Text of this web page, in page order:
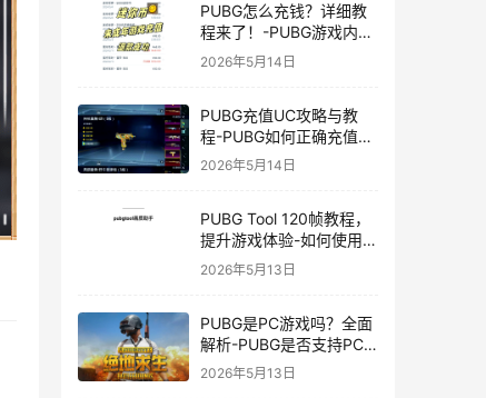
PUBG怎么充钱？详细教
程来了！-PUBG游戏内购
买充值方法及注意事项
2026年5月14日
PUBG充值UC攻略与教
程-PUBG如何正确充值
UC获取游戏内货币
2026年5月14日
PUBG Tool 120帧教程，
提升游戏体验-如何使用
PUBG Tool实现120帧流
畅游戏
2026年5月13日
PUBG是PC游戏吗？全面
解析-PUBG是否支持PC
平台及游戏玩法介绍
2026年5月13日